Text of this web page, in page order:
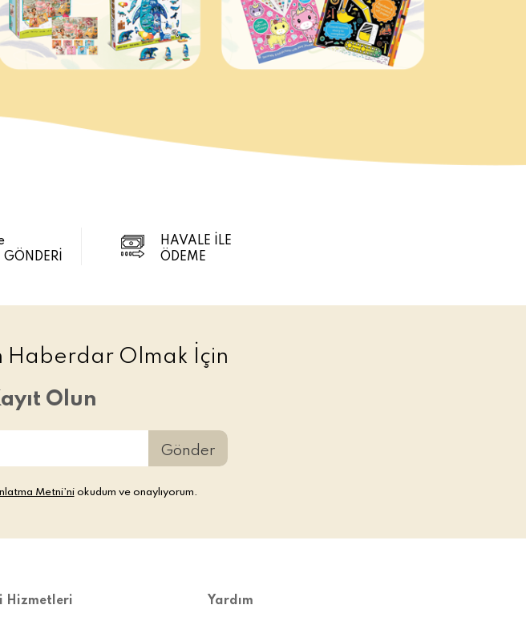
HAVALE İLE
ÖDEME
Haberdar Olmak İçin
Olun
Gönder
Metni’ni okudum ve onaylıyorum.
Hizmetleri Yardım